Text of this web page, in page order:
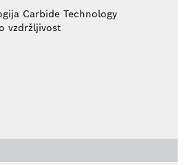
Carbide Technology
vzdržljivost